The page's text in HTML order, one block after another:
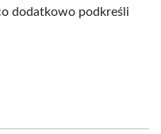
dodatkowo podkreśli